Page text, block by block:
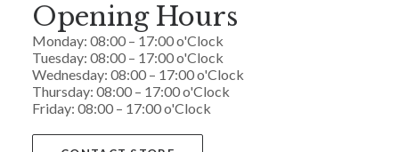
Opening Hours
Monday: 08:00 – 17:00 o'Clock
Tuesday: 08:00 – 17:00 o'Clock
Wednesday: 08:00 – 17:00 o'Clock
Thursday: 08:00 – 17:00 o'Clock
Friday: 08:00 – 17:00 o'Clock